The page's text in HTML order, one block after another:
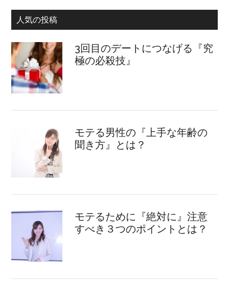
人気の投稿
3回目のデートにつなげる『究
極の必殺技』
モテる男性の『上手な年齢の
聞き方』とは？
モテるために『絶対に』注意
すべき３つのポイントとは？